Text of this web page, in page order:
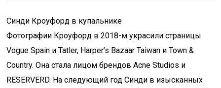
Синди Кроуфорд в купальнике
Фотографии Кроуфорд в 2018-м украсили страницы
Vogue Spain и Tatler, Harper’s Bazaar Taiwan и Town &
Country. Она стала лицом брендов Acne Studios и
RESERVERD. На следующий год Синди в изысканных